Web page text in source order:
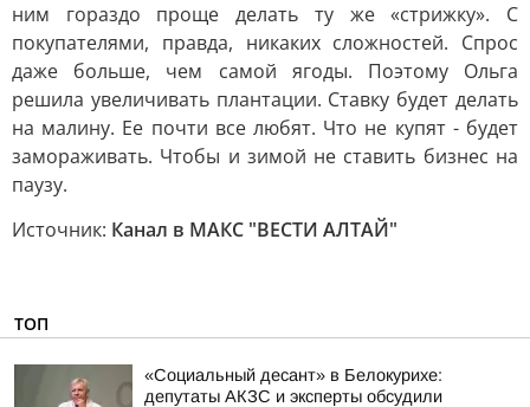
ним гораздо проще делать ту же «стрижку». С
покупателями, правда, никаких сложностей. Спрос
даже больше, чем самой ягоды. Поэтому Ольга
решила увеличивать плантации. Ставку будет делать
на малину. Ее почти все любят. Что не купят - будет
замораживать. Чтобы и зимой не ставить бизнес на
паузу.
Источник: Канал в МАКС "ВЕСТИ АЛТАЙ"
ТОП
«Социальный десант» в Белокурихе:
депутаты АКЗС и эксперты обсудили